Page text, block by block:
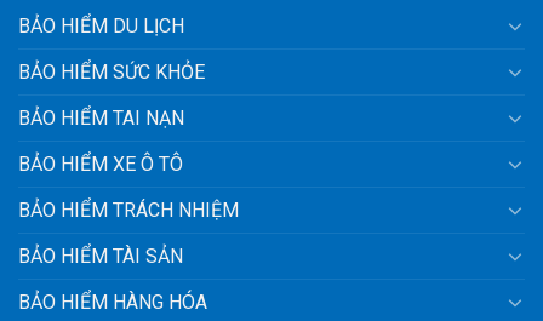
BẢO HIỂM DU LỊCH
BẢO HIỂM SỨC KHỎE
BẢO HIỂM TAI NẠN
BẢO HIỂM XE Ô TÔ
BẢO HIỂM TRÁCH NHIỆM
BẢO HIỂM TÀI SẢN
BẢO HIỂM HÀNG HÓA